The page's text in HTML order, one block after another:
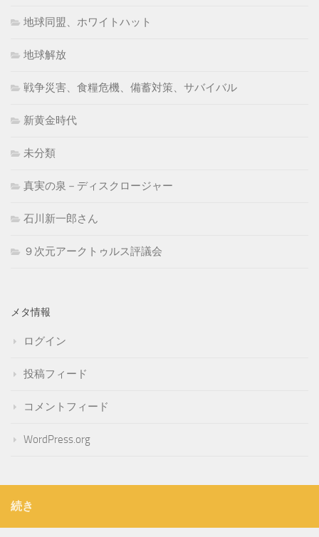
地球同盟、ホワイトハット
地球解放
戦争災害、食糧危機、備蓄対策、サバイバル
新黄金時代
未分類
真実の泉－ディスクロージャー
石川新一郎さん
９次元アークトゥルス評議会
メタ情報
ログイン
投稿フィード
コメントフィード
WordPress.org
続き